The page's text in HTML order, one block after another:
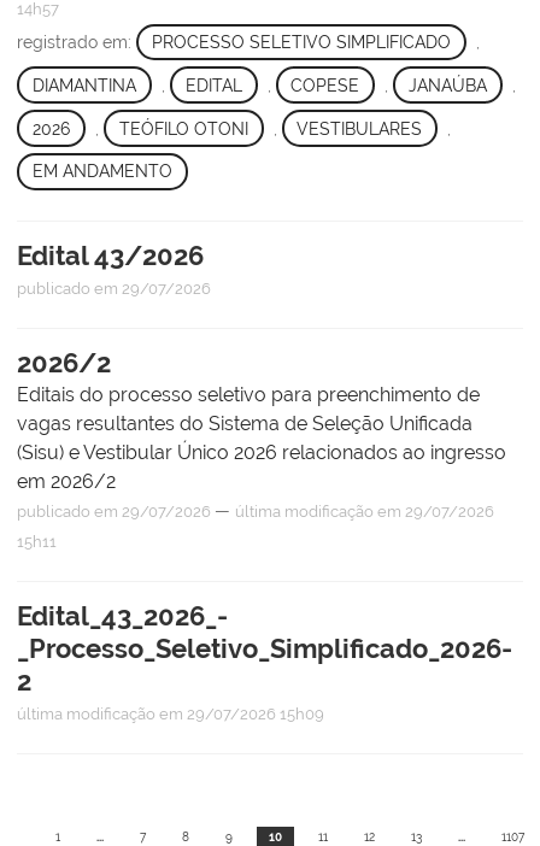
14h57
registrado em: PROCESSO SELETIVO SIMPLIFICADO
DIAMANTINA EDITAL COPESE , JANAÚBA
2026 TEÓFILO OTONI VESTIBULARES
EM ANDAMENTO
Edital 43/2026
publicado em 29/07/2026
2026/2
Editais do processo seletivo para preenchimento de
vagas resultantes do Sistema de Seleção Unificada
(Sisu) e Vestibular Único 2026 relacionados ao ingresso
em 2026/2
publicado em 29/07/2026 — última modificação em 29/07/2026
15h11
Edital_43_2026_-
_Processo_Seletivo_Simplificado_2026-
2
última modificação em 29/07/2026 15h09
1 ... 7 8 9 10 11 12 13 ... 1107